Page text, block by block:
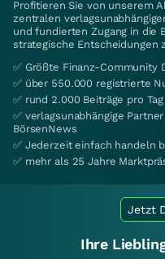
Profitieren Sie von unserem
zentralen
und fundierten Zugang in die
strategische Entscheidungen
✅ Größte Finanz-Community
✅ über 550.000 registrierte
✅ rund 2.000 Beiträge pro Tag
✅ verlagsunabhängige
BörsenNews
✅ Jederzeit einfach handeln
✅ mehr als 25 Jahre
Jetzt
Ihre